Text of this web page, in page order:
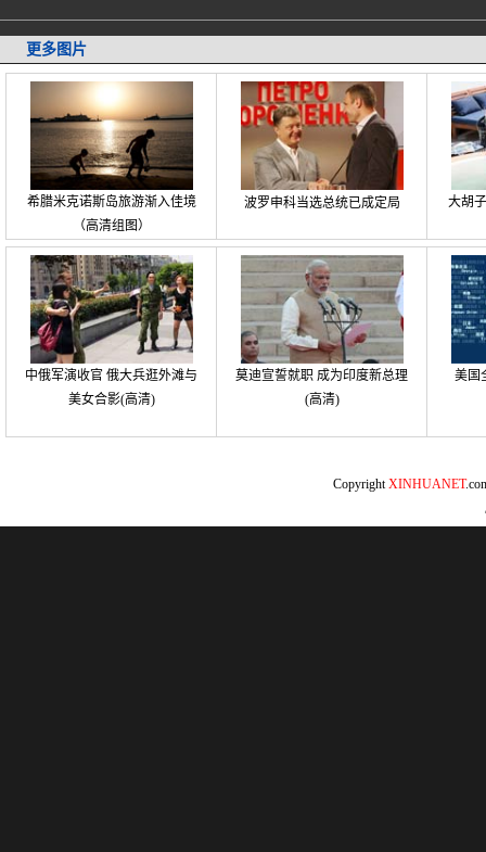
更多图片
希腊米克诺斯岛旅游渐入佳境
（高清组图）
波罗申科当选总统已成定局 大胡
中俄军演收官 俄大兵逛外滩与
美女合影(高清)
莫迪宣誓就职 成为印度新总理
(高清)
美国
CopyrightXINHUANET